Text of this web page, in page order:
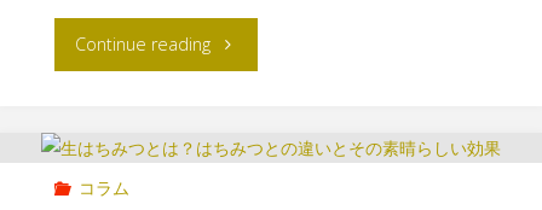
Continue reading
コラム